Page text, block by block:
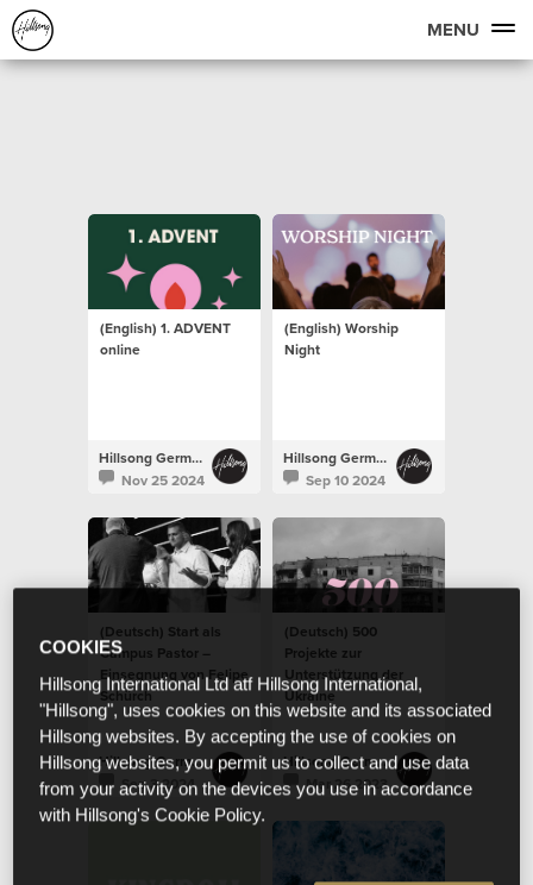
MENU
(English) 1. ADVENT
online
Hillsong Germany
Nov 25 2024
(English) Worship
Night
Hillsong Germany
Sep 10 2024
(Deutsch) Start als
Campus Pastor –
Einsegnung von Felipe
Schürch
Hillsong Germany
Sep 3 2024
(Deutsch) 500
Projekte zur
Unterstützung der
Ukraine
Hillsong Germany
Mar 26 2023
COOKIES
Hillsong International Ltd atf Hillsong International,
"Hillsong", uses cookies on this website and its associated
Hillsong websites. By accepting the use of cookies on
Hillsong websites, you permit us to collect and use data
from your activity on the devices you use in accordance
with Hillsong's Cookie Policy.